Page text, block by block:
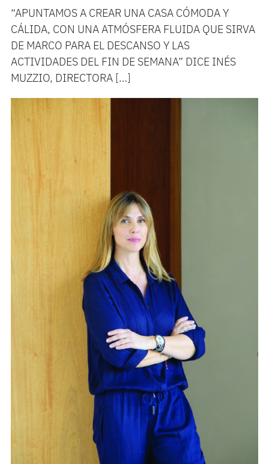
“APUNTAMOS A CREAR UNA CASA CÓMODA Y
CÁLIDA, CON UNA ATMÓSFERA FLUIDA QUE SIRVA
DE MARCO PARA EL DESCANSO Y LAS
ACTIVIDADES DEL FIN DE SEMANA” DICE INÉS
MUZZIO, DIRECTORA […]